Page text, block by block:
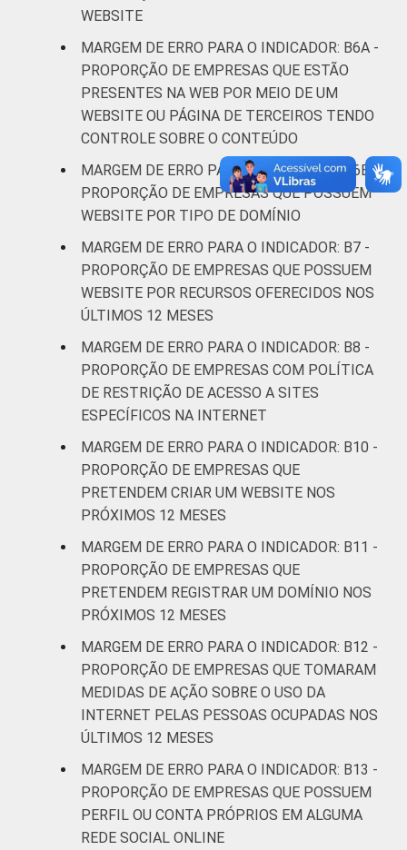
acesso à Internet, com 10 ou mais pessoas
segmentos da CNAE 2.0 (C, F, G, H, I, J, L, M,
N, R e S). Estimativa: 481770 empresas.
Respostas estimuladas. Dados coletados
entre setembro de 2014 e março de 2015.
Fonte: NIC.br - set 2014 / mar 2015
WEBSITE
MARGEM DE ERRO PARA O INDICADOR: B6A -
PROPORÇÃO DE EMPRESAS QUE ESTÃO
PRESENTES NA WEB POR MEIO DE UM
WEBSITE OU PÁGINA DE TERCEIROS TENDO
CONTROLE SOBRE O CONTEÚDO
MARGEM DE ERRO PARA O INDICADOR: B6B -
PROPORÇÃO DE EMPRESAS QUE POSSUEM
WEBSITE POR TIPO DE DOMÍNIO
MARGEM DE ERRO PARA O INDICADOR: B7 -
PROPORÇÃO DE EMPRESAS QUE POSSUEM
WEBSITE POR RECURSOS OFERECIDOS NOS
ÚLTIMOS 12 MESES
MARGEM DE ERRO PARA O INDICADOR: B8 -
PROPORÇÃO DE EMPRESAS COM POLÍTICA
DE RESTRIÇÃO DE ACESSO A SITES
ESPECÍFICOS NA INTERNET
MARGEM DE ERRO PARA O INDICADOR: B10 -
PROPORÇÃO DE EMPRESAS QUE
PRETENDEM CRIAR UM WEBSITE NOS
PRÓXIMOS 12 MESES
MARGEM DE ERRO PARA O INDICADOR: B11 -
PROPORÇÃO DE EMPRESAS QUE
PRETENDEM REGISTRAR UM DOMÍNIO NOS
PRÓXIMOS 12 MESES
MARGEM DE ERRO PARA O INDICADOR: B12 -
PROPORÇÃO DE EMPRESAS QUE TOMARAM
MEDIDAS DE AÇÃO SOBRE O USO DA
INTERNET PELAS PESSOAS OCUPADAS NOS
ÚLTIMOS 12 MESES
MARGEM DE ERRO PARA O INDICADOR: B13 -
PROPORÇÃO DE EMPRESAS QUE POSSUEM
PERFIL OU CONTA PRÓPRIOS EM ALGUMA
REDE SOCIAL ONLINE